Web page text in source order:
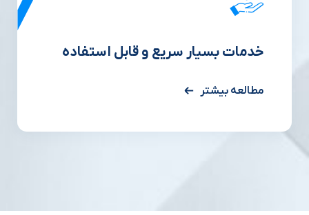
خدمات بسیار سریع و قابل استفاده
مطالعه بیشتر